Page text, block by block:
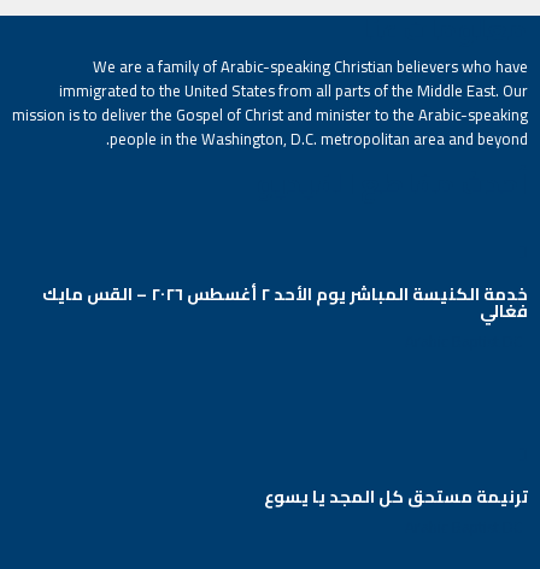
معلومات عنا
We are a family of Arabic-speaking Christian believers who have
immigrated to the United States from all parts of the Middle East. Our
mission is to deliver the Gospel of Christ and minister to the Arabic-speaking
people in the Washington, D.C. metropolitan area and beyond.
خدمة الكنيسة المباشر يوم الأحد ٢ أغسطس ٢٠٢٦ – القس مايك
فغالي
ترنيمة مستحق كل المجد يا يسوع